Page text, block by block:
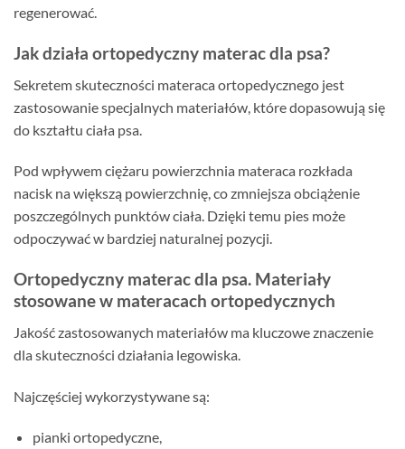
regenerować.
Jak działa ortopedyczny materac dla psa?
Sekretem skuteczności materaca ortopedycznego jest
zastosowanie specjalnych materiałów, które dopasowują się
do kształtu ciała psa.
Pod wpływem ciężaru powierzchnia materaca rozkłada
nacisk na większą powierzchnię, co zmniejsza obciążenie
poszczególnych punktów ciała. Dzięki temu pies może
odpoczywać w bardziej naturalnej pozycji.
Ortopedyczny materac dla psa. Materiały
stosowane w materacach ortopedycznych
Jakość zastosowanych materiałów ma kluczowe znaczenie
dla skuteczności działania legowiska.
Najczęściej wykorzystywane są:
pianki ortopedyczne,